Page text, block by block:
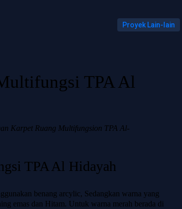
Proyek Lain-lain
TPA Al
Karpet Ruang Multifungsion TPA Al-
TPA Al Hidayah
benang arcylic, Sedangkan warna yang
emas dan Hitam. Untuk warna merah berada di